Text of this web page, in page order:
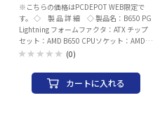
テナ ×1 メーカー名：ASUS(エイスース)
※CPUの世代など、組み合わせによっては
BIOS/UEFIアップデートが必要になる場合
がございます。
※こちらの価格はPCDEPOT WEB限定で
す。 ◇ 製 品 詳 細 ◇ 製品名：B650 PG
Lightning フォームファクタ：ATX チップ
セット：AMD B650 CPUソケット：AMD
AM5 メモリ ・規格：DDR5(最大 6400+
128GB 拡張スロット ・PCI-Express 5.0 x
16 スロット× なし ・PCI-Express 4.0 x
16 スロット× 1 ・PCI-Express 4.0 x 4 ス
(0)
カートに入れる